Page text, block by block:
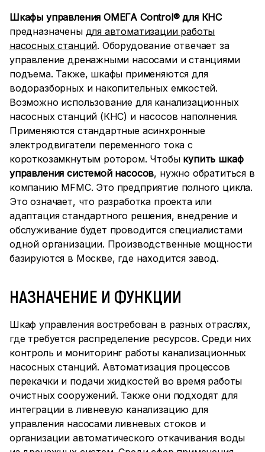
Шкафы управления ОМЕГА Control® для КНС
предназначены для автоматизации работы
насосных станций. Оборудование отвечает за
управление дренажными насосами и станциями
подъема. Также, шкафы применяются для
водоразборных и накопительных емкостей.
Возможно использование для канализационных
насосных станций (КНС) и насосов наполнения.
Применяются стандартные асинхронные
электродвигатели переменного тока с
короткозамкнутым ротором. Чтобы купить шкаф
управления системой насосов, нужно обратиться в
компанию MFMC. Это предприятие полного цикла.
Это означает, что разработка проекта или
адаптация стандартного решения, внедрение и
обслуживание будет проводится специалистами
одной организации. Производственные мощности
базируются в Москве, где находится завод.
НАЗНАЧЕНИЕ И ФУНКЦИИ
Шкаф управления востребован в разных отраслях,
где требуется распределение ресурсов. Среди них
контроль и мониторинг работы канализационных
насосных станций. Автоматизация процессов
перекачки и подачи жидкостей во время работы
очистных сооружений. Также они подходят для
интеграции в ливневую канализацию для
управления насосами ливневых стоков и
организации автоматического откачивания воды